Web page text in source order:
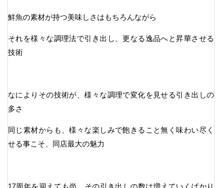
鮮魚の素材が持つ美味しさはもちろんながら
それを様々な調理法で引き出し、更なる逸品へと昇華させる
技術
なによりその技術が、様々な調理で変化を見せる引き出しの
多さ
同じ素材からも、様々な楽しみで飽きること無く味わい尽く
せる事こそ、同店最大の魅力